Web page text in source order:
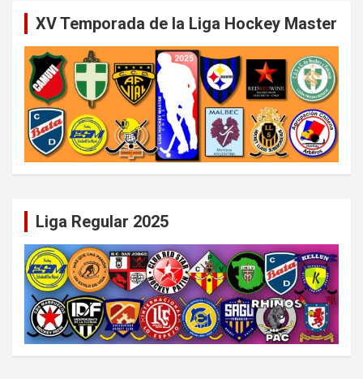
XV Temporada de la Liga Hockey Master
Liga Regular 2025